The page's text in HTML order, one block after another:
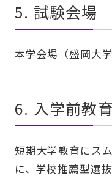
5. 試験会場
本学会場（盛岡大
6. 入学前教育
短期大学教育にス
に、学校推薦型選